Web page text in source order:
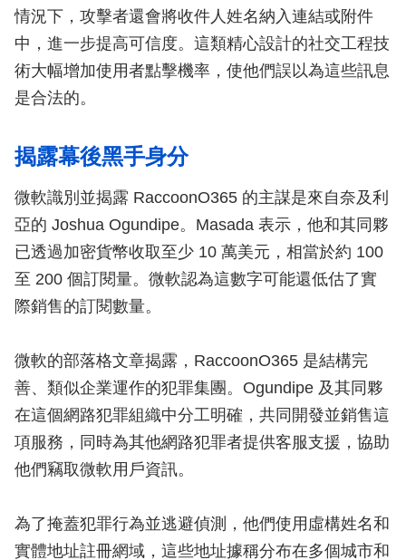
情況下，攻擊者還會將收件人姓名納入連結或附件
中，進一步提高可信度。這類精心設計的社交工程技
術大幅增加使用者點擊機率，使他們誤以為這些訊息
是合法的。
揭露幕後黑手身分
微軟識別並揭露 RaccoonO365 的主謀是來自奈及利
亞的 Joshua Ogundipe。Masada 表示，他和其同夥
已透過加密貨幣收取至少 10 萬美元，相當於約 100
至 200 個訂閱量。微軟認為這數字可能還低估了實
際銷售的訂閱數量。
微軟的部落格文章揭露，RaccoonO365 是結構完
善、類似企業運作的犯罪集團。Ogundipe 及其同夥
在這個網路犯罪組織中分工明確，共同開發並銷售這
項服務，同時為其他網路犯罪者提供客服支援，協助
他們竊取微軟用戶資訊。
為了掩蓋犯罪行為並逃避偵測，他們使用虛構姓名和
實體地址註冊網域，這些地址據稱分布在多個城市和